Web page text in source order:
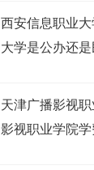
西安信息职业
大学是公办还
天津广播影视
影视职业学院